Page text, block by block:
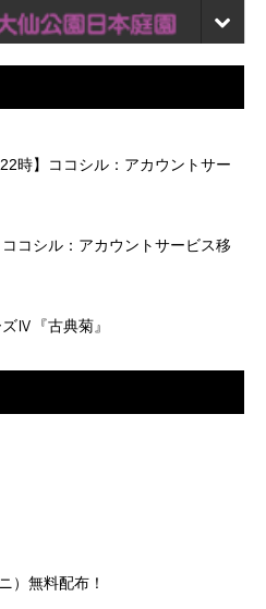
時】ココシル：アカウントサー
コシル：アカウントサービス移
Ⅳ『古典菊』
）無料配布！